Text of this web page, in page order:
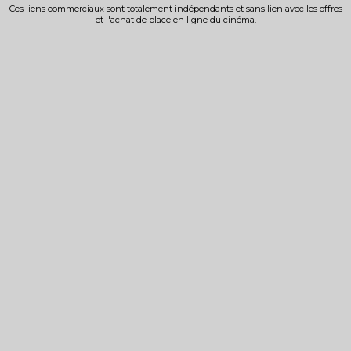
Ces liens commerciaux sont totalement indépendants et sans lien avec les offres
et l'achat de place en ligne du cinéma.